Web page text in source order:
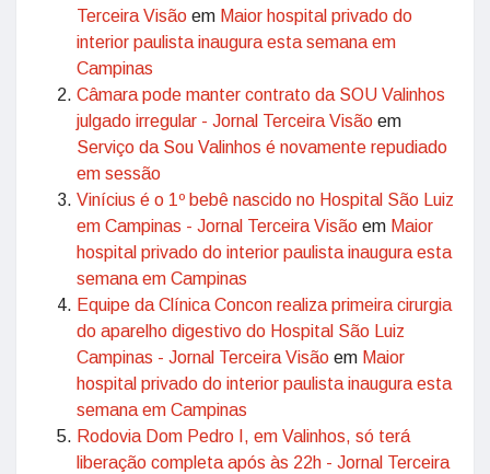
Terceira Visão em Maior hospital privado do
interior paulista inaugura esta semana em
Campinas
Câmara pode manter contrato da SOU Valinhos
julgado irregular - Jornal Terceira Visão em
Serviço da Sou Valinhos é novamente repudiado
em sessão
Vinícius é o 1º bebê nascido no Hospital São Luiz
em Campinas - Jornal Terceira Visão em Maior
hospital privado do interior paulista inaugura esta
semana em Campinas
Equipe da Clínica Concon realiza primeira cirurgia
do aparelho digestivo do Hospital São Luiz
Campinas - Jornal Terceira Visão em Maior
hospital privado do interior paulista inaugura esta
semana em Campinas
Rodovia Dom Pedro I, em Valinhos, só terá
liberação completa após às 22h - Jornal Terceira